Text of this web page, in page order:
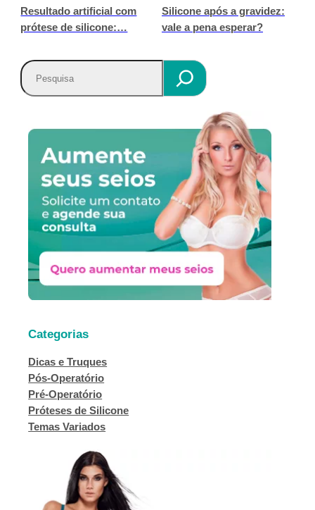
Resultado artificial com
prótese de silicone:…
Silicone após a gravidez:
vale a pena esperar?
P
e
Categorias
Dicas e Truques
Pós-Operatório
Pré-Operatório
Próteses de Silicone
Temas Variados